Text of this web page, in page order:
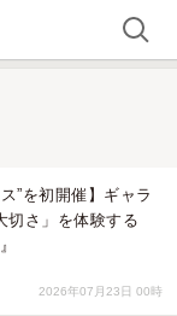
”を初開催】ギャラ
切さ」を体験する
2026年07月23日 00時